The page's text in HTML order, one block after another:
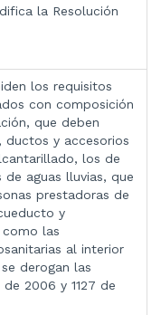
la Resolución
los requisitos
con composición
que deben
y accesorios
los de
aguas lluvias, que
prestadoras de
y
las
al interior
derogan las
de 2006 y 1127 de